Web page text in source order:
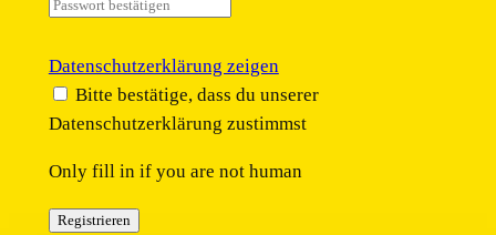
Datenschutzerklärung zeigen
Bitte bestätige, dass du unserer
Datenschutzerklärung zustimmst
Only fill in if you are not human